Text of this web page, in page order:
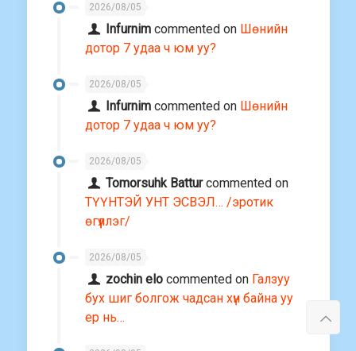
2026/08/05
Infurnim commented on Шөнийн
дотор 7 удаа ч юм уу?
2026/08/05
Infurnim commented on Шөнийн
дотор 7 удаа ч юм уу?
2026/08/05
Tomorsuhk Batturcommented on
ТҮҮНТЭЙ УНТ ЭСВЭЛ… /эротик
өгүүллэг/
2026/08/05
zochin elo commented on Галзуу
бух шиг болгож чадсан хүн байна уу
ер нь…